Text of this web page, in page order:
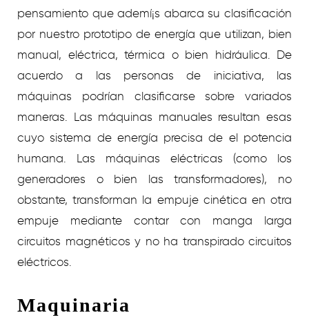
pensamiento que ademí¡s abarca su clasificación
por nuestro prototipo de energía que utilizan, bien
manual, eléctrica, térmica o bien hidráulica. De
acuerdo a las personas de iniciativa, las
máquinas podrían clasificarse sobre variados
maneras. Las máquinas manuales resultan esas
cuyo sistema de energía precisa de el potencia
humana. Las máquinas eléctricas (como los
generadores o bien las transformadores), no
obstante, transforman la empuje cinética en otra
empuje mediante contar con manga larga
circuitos magnéticos y no ha transpirado circuitos
eléctricos.
Maquinaria